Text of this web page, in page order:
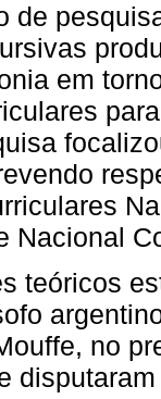
de
em
Nacional
teóricos
no